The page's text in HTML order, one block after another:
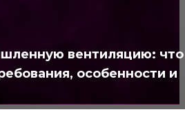
вентиляцию: что
особенности и